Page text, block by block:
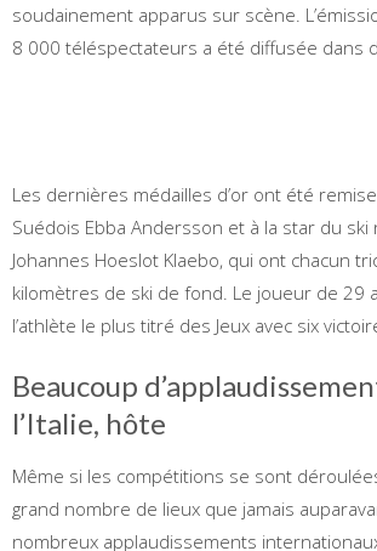
soudainement apparus sur scène.
8 000 téléspectateurs a été diffusée dans
Les dernières médailles d’or ont été
Suédois Ebba Andersson et à la star du ski
Johannes Hoeslot Klaebo, qui ont chacun
kilomètres de ski de fond. Le joueur de 29
l’athlète le plus titré des Jeux avec six
Beaucoup
l’Italie, hôte
Même si les compétitions se sont
grand nombre de lieux que jamais
nombreux applaudissements